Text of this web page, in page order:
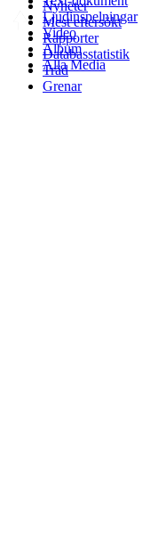
Ljudinspelningar
Video
Album
Alla Media
Nyheter
Mest eftersökt
Rapporter
Databasstatistik
Träd
Grenar